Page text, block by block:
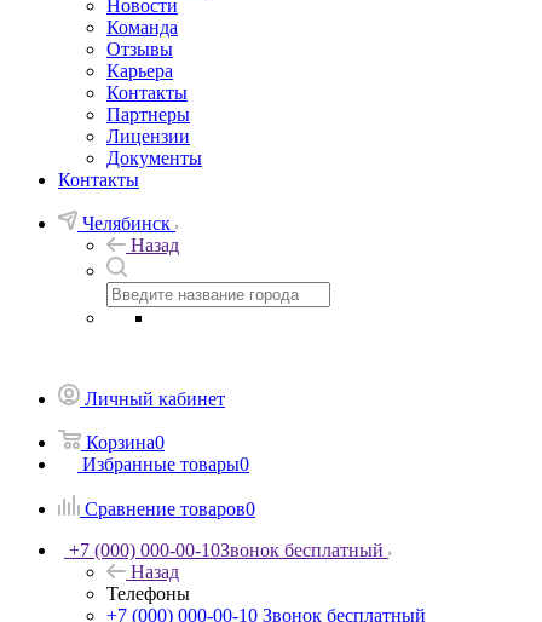
Новости
Команда
Отзывы
Карьера
Контакты
Партнеры
Лицензии
Документы
Контакты
Челябинск
Назад
Личный кабинет
Корзина0
Избранные товары0
Сравнение товаров0
+7 (000) 000-00-10Звонок бесплатный
Назад
Телефоны
+7 (000) 000-00-10 Звонок бесплатный